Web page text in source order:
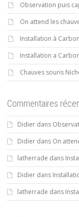
Observation puis
On attend les
Installation à
Installation a
Chauves souris
Commentaires
Didier dans
Didier dans On
latherrade dans
Didier dans
latherrade dans